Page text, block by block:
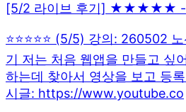
[5/2 라이브 후기] ★★★★★ -
⭐⭐⭐⭐⭐ (5/5) 강의: 260502
기 저는 처음 웹앱을 만들고 싶
하는데 찾아서 영상을 보고 등
시글: https://www.youtube.co